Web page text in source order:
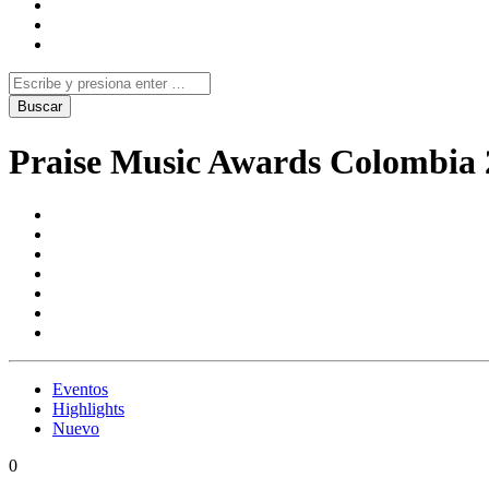
Praise Music Awards Colombia
Eventos
Highlights
Nuevo
0